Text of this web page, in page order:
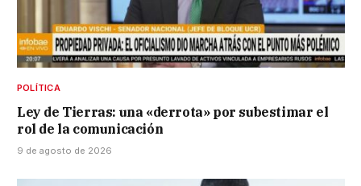
POLÍTICA
Ley de Tierras: una «derrota» por subestimar el
rol de la comunicación
9 de agosto de 2026